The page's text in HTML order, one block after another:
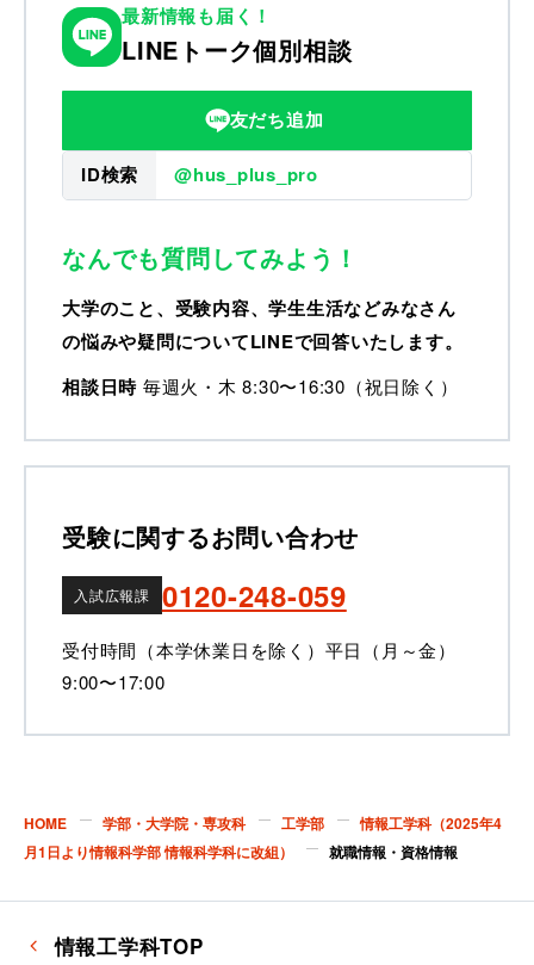
最新情報も届く！
LINEトーク個別相談
友だち追加
ID検索 @hus_plus_pro
なんでも質問してみよう！
大学のこと、受験内容、学生生活などみなさん
の悩みや疑問についてLINEで回答いたします。
相談日時 毎週火・木 8:30〜16:30（祝日除く）
受験に関するお問い合わせ
入試広報課 0120-248-059
受付時間（本学休業日を除く） 平日（月～金）
9:00〜17:00
HOME 学部・大学院・専攻科 工学部
情報工学科（2025年4
月1日より情報科学部 情報科学科に改組）
就職情報・資格情報
情報工学科TOP